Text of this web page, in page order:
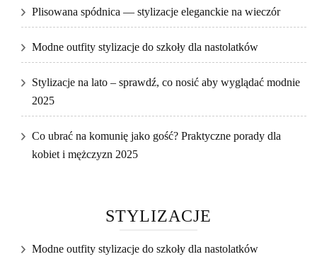
Plisowana spódnica — stylizacje eleganckie na wieczór
Modne outfity stylizacje do szkoły dla nastolatków
Stylizacje na lato – sprawdź, co nosić aby wyglądać modnie
2025
Co ubrać na komunię jako gość? Praktyczne porady dla
kobiet i mężczyzn 2025
STYLIZACJE
Modne outfity stylizacje do szkoły dla nastolatków